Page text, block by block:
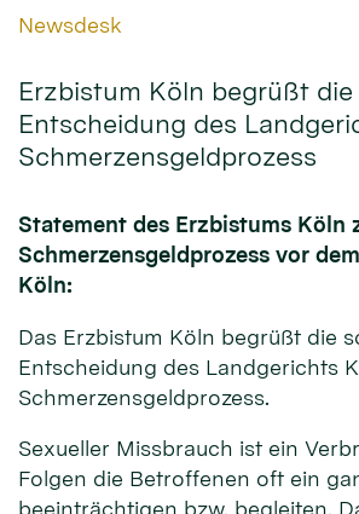
Von:
Newsdesk
Erzbistum Köln begrüßt die
Entscheidung des
Schmerzensgeldprozess
Statement des Erzbistums Köln
Schmerzensgeldprozess vor
Köln:
Das Erzbistum Köln begrüßt die
Entscheidung des Landgerichts
Schmerzensgeldprozess.
Sexueller Missbrauch ist ein
Folgen die Betroffenen oft ein